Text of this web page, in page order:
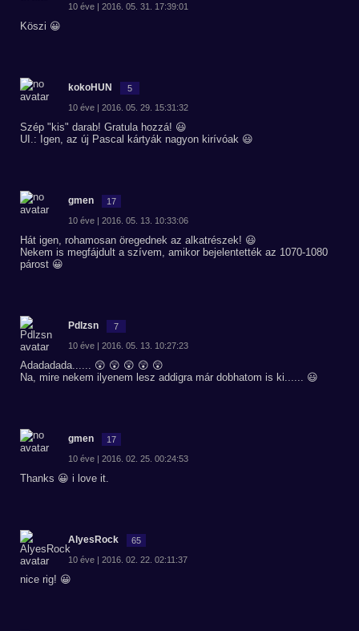
10 éve | 2016. 05. 31. 17:39:01
Köszi 😀
kokoHUN 5
10 éve | 2016. 05. 29. 15:31:32
Szép "kis" darab! Gratula hozzá! 😃
UI.: Igen, az új Pascal kártyák nagyon kirívóak 😃
gmen 17
10 éve | 2016. 05. 13. 10:33:06
Hát igen, rohamosan öregednek az alkatrészek! 😃
Nekem is megfájdult a szívem, amikor bejelentették az 1070-1080
párost 😀
Pdlzsn 7
10 éve | 2016. 05. 13. 10:27:23
Adadadada...... 😲 😲 😲 😲 😲
Na, mire nekem ilyenem lesz addigra már dobhatom is ki...... 😃
gmen 17
10 éve | 2016. 02. 25. 00:24:53
Thanks 😀 i love it.
AlyesRock 65
10 éve | 2016. 02. 22. 02:11:37
nice rig! 😀